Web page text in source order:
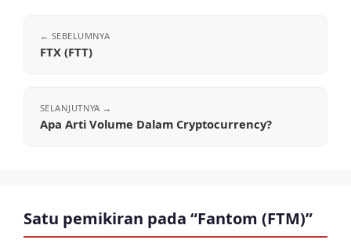
FTX (FTT)
Apa Arti Volume Dalam Cryptocurrency?
Satu pemikiran pada “Fantom (FTM)”